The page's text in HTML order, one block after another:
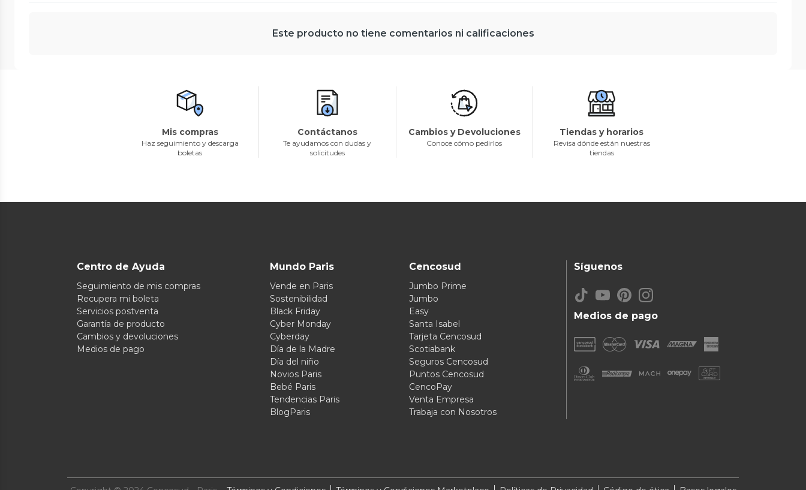
Este producto no tiene comentarios ni calificaciones
Mis compras
Haz seguimiento y descarga
boletas
Contáctanos
Te ayudamos con dudas y
solicitudes
Cambios y Devoluciones
Conoce cómo pedirlos
Tiendas y horarios
Revisa dónde están nuestras
tiendas
Centro de Ayuda
Seguimiento de mis compras
Recupera mi boleta
Servicios postventa
Garantía de producto
Cambios y devoluciones
Medios de pago
Mundo Paris
Vende en Paris
Sostenibilidad
Black Friday
Cyber Monday
Cyberday
Día de la Madre
Día del niño
Novios Paris
Bebé Paris
Tendencias Paris
BlogParis
Cencosud
Jumbo Prime
Jumbo
Easy
Santa Isabel
Tarjeta Cencosud
Scotiabank
Seguros Cencosud
Puntos Cencosud
CencoPay
Venta Empresa
Trabaja con Nosotros
Medios de pago
Síguenos